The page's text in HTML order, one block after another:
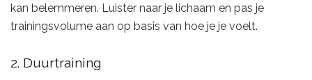
kan belemmeren. Luister naar je lichaam en pas je
trainingsvolume aan op basis van hoe je je voelt.
2. Duurtraining